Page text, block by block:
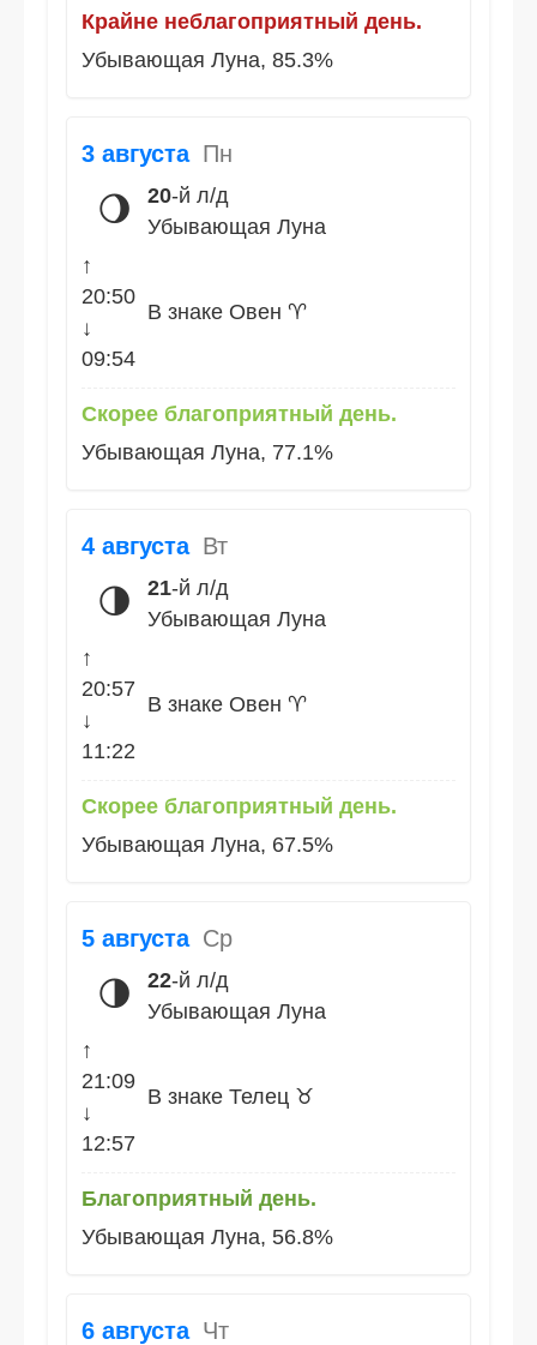
Крайне неблагоприятный день.
Убывающая Луна, 85.3%
3 августа Пн
🌖 20-й л/д
Убывающая Луна
↑
20:50
↓
09:54
В знаке Овен ♈
Скорее благоприятный день.
Убывающая Луна, 77.1%
4 августа Вт
🌗 21-й л/д
Убывающая Луна
↑
20:57
↓
11:22
В знаке Овен ♈
Скорее благоприятный день.
Убывающая Луна, 67.5%
5 августа Ср
🌗 22-й л/д
Убывающая Луна
↑
21:09
↓
12:57
В знаке Телец ♉
Благоприятный день.
Убывающая Луна, 56.8%
6 августа Чт